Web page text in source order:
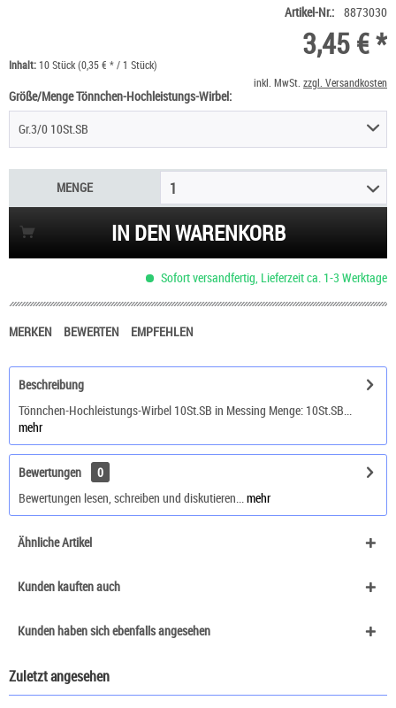
Artikel-Nr.: 8873030
3,45 € *
Inhalt:10 Stück (0,35 € * / 1 Stück)
inkl. MwSt. zzgl. Versandkosten
Größe/Menge Tönnchen-Hochleistungs-Wirbel:
Gr.3/0 10St.SB
MENGE 1
IN DEN WARENKORB
Sofort versandfertig, Lieferzeit ca. 1-3 Werktage
MERKEN BEWERTEN EMPFEHLEN
Beschreibung
Tönnchen-Hochleistungs-Wirbel 10St.SB in Messing Menge: 10St.SB...
mehr
Bewertungen
0
Bewertungen lesen, schreiben und diskutieren...mehr
Ähnliche Artikel
Kunden kauften auch
Kunden haben sich ebenfalls angesehen
Zuletzt angesehen